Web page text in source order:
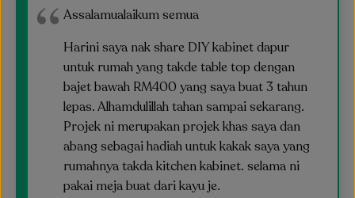
Assalamualaikum semua
Harini saya nak share DIY kabinet dapur
untuk rumah yang takde table top dengan
bajet bawah RM400 yang saya buat 3 tahun
lepas. Alhamdulillah tahan sampai sekarang.
Projek ni merupakan projek khas saya dan
abang sebagai hadiah untuk kakak saya yang
rumahnya takda kitchen kabinet. selama ni
pakai meja buat dari kayu je.